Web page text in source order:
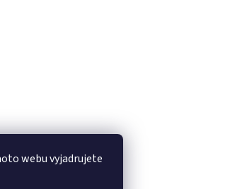
webu vyjadrujete